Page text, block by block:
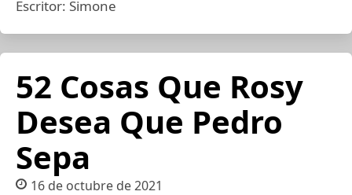
Escritor: Simone
52 Cosas Que Rosy
Desea Que Pedro
Sepa
16 de octubre de 2021